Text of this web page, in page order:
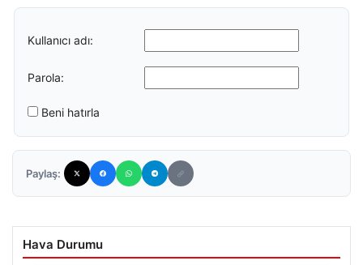
Kullanıcı adı:
Parola:
Beni hatırla
Paylaş:
Hava Durumu